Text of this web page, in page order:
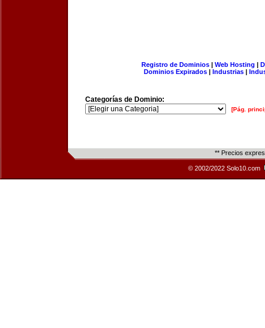
Registro de Dominios| Web Hosting |
Dominios Expirados | Industrias |
Categorías de Dominio:
[Pág.
** Precios
© 2002/2022 Solo10.com